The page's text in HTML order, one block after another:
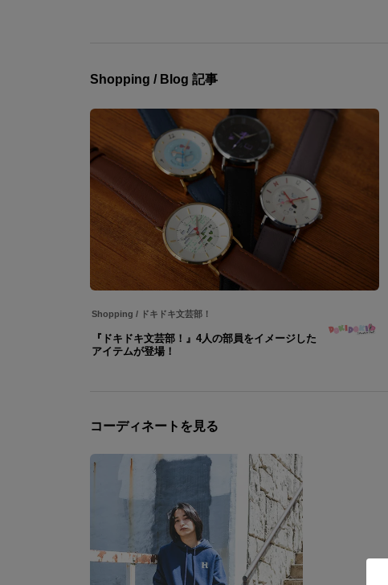
Shopping / Blog 記事
Shopping / ドキドキ文芸部！
『ドキドキ文芸部！』4人の部員をイメージした
アイテムが登場！
コーディネートを見る